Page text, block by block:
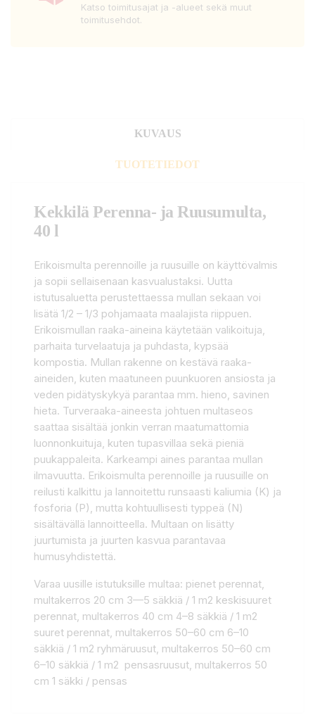
Katso toimitusajat ja -alueet sekä muut
toimitusehdot.
KUVAUS
TUOTETIEDOT
Kekkilä Perenna- ja Ruusumulta,
40 l
Erikoismulta perennoille ja ruusuille on käyttövalmis
ja sopii sellaisenaan kasvualustaksi. Uutta
istutusaluetta perustettaessa mullan sekaan voi
lisätä 1/2 – 1/3 pohjamaata maalajista riippuen.
Erikoismullan raaka-aineina käytetään valikoituja,
parhaita turvelaatuja ja puhdasta, kypsää
kompostia. Mullan rakenne on kestävä raaka-
aineiden, kuten maatuneen puunkuoren ansiosta ja
veden pidätyskykyä parantaa mm. hieno, savinen
hieta. Turveraaka-aineesta johtuen multaseos
saattaa sisältää jonkin verran maatumattomia
luonnonkuituja, kuten tupasvillaa sekä pieniä
puukappaleita. Karkeampi aines parantaa mullan
ilmavuutta. Erikoismulta perennoille ja ruusuille on
reilusti kalkittu ja lannoitettu runsaasti kaliumia (K) ja
fosforia (P), mutta kohtuullisesti typpeä (N)
sisältävällä lannoitteella. Multaan on lisätty
juurtumista ja juurten kasvua parantavaa
humusyhdistettä.
Varaa uusille istutuksille multaa: pienet perennat,
multakerros 20 cm 3—5 säkkiä / 1 m2 keskisuuret
perennat, multakerros 40 cm 4–8 säkkiä / 1 m2
suuret perennat, multakerros 50–60 cm 6–10
säkkiä / 1 m2 ryhmäruusut, multakerros 50–60 cm
6–10 säkkiä / 1 m2 pensasruusut, multakerros 50
cm 1 säkki / pensas